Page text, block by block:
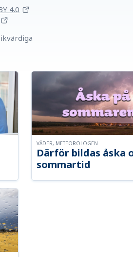
4.0
Därför bildas åska
sommartid
VÄDER, METEOROLOGEN